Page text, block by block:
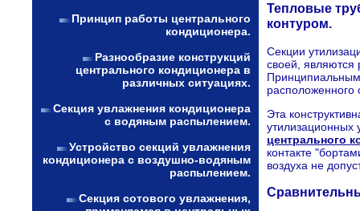
Принцип работы центрального
кондиционера.
Разнообразие конструкций
центрального кондиционера в
различных ситуациях.
Секция увлажнения кондиционера
с водяным распылением.
Устройство секций увлажнения
кондиционера с воздушно-водяным
распылением.
Секция сотового увлажнения,
Тепловые
контуром.
Секции
своей, являются
Принципиальным
расположенного
Эта
утилизационных
центрального
контакте
воздуха не